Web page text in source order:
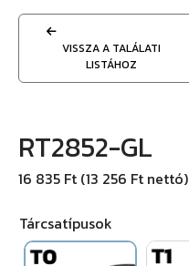
VISSZA A TALÁLATI
LISTÁHOZ
RT2852-GL
16 835 Ft (13 256 Ft nettó)
Tárcsatípusok